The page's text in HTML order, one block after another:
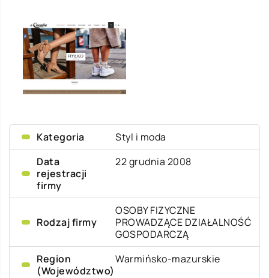
Kategoria
Styl i moda
Data
rejestracji
firmy
22 grudnia 2008
Rodzaj firmy
OSOBY FIZYCZNE
PROWADZĄCE DZIAŁALNOŚĆ
GOSPODARCZĄ
Region
(Województwo)
Warmińsko-mazurskie